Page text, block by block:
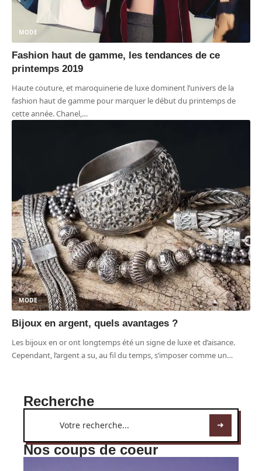
MODE
Fashion haut de gamme, les tendances de ce
printemps 2019
Haute couture, et maroquinerie de luxe dominent l’univers de la
fashion haut de gamme pour marquer le début du printemps de
cette année. Chanel,…
MODE
Bijoux en argent, quels avantages ?
Les bijoux en or ont longtemps été un signe de luxe et d’aisance.
Cependant, l’argent a su, au fil du temps, s’imposer comme un…
Recherche
Nos coups de coeur